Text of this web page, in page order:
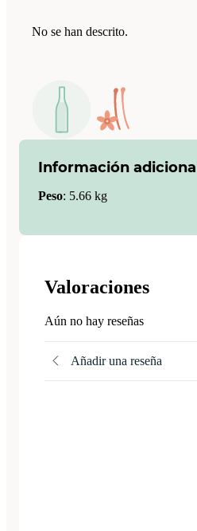
No se han descrito.
Información adicional
Peso: 5.66 kg
Valoraciones
Aún no hay reseñas
Añadir una reseña